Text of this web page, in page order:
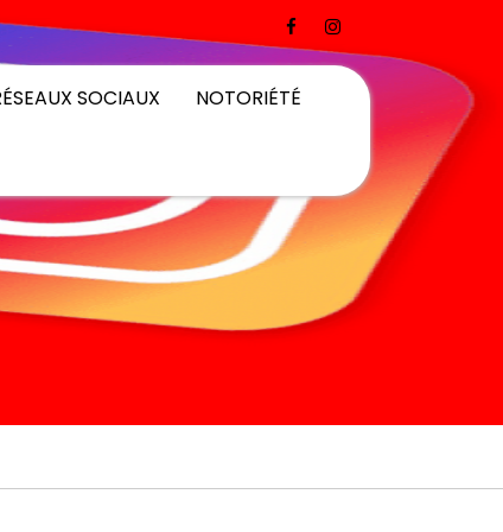
SOCIAUX NOTORIÉTÉ